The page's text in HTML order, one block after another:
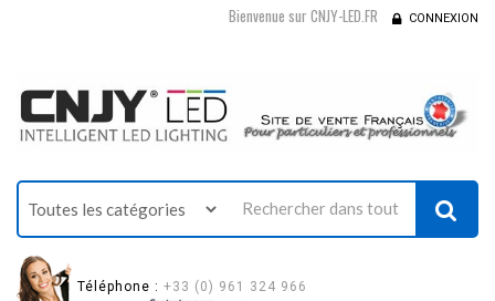
Bienvenue sur CNJY-LED.FR CONNEXION
Téléphone : +33 (0) 961 324 966